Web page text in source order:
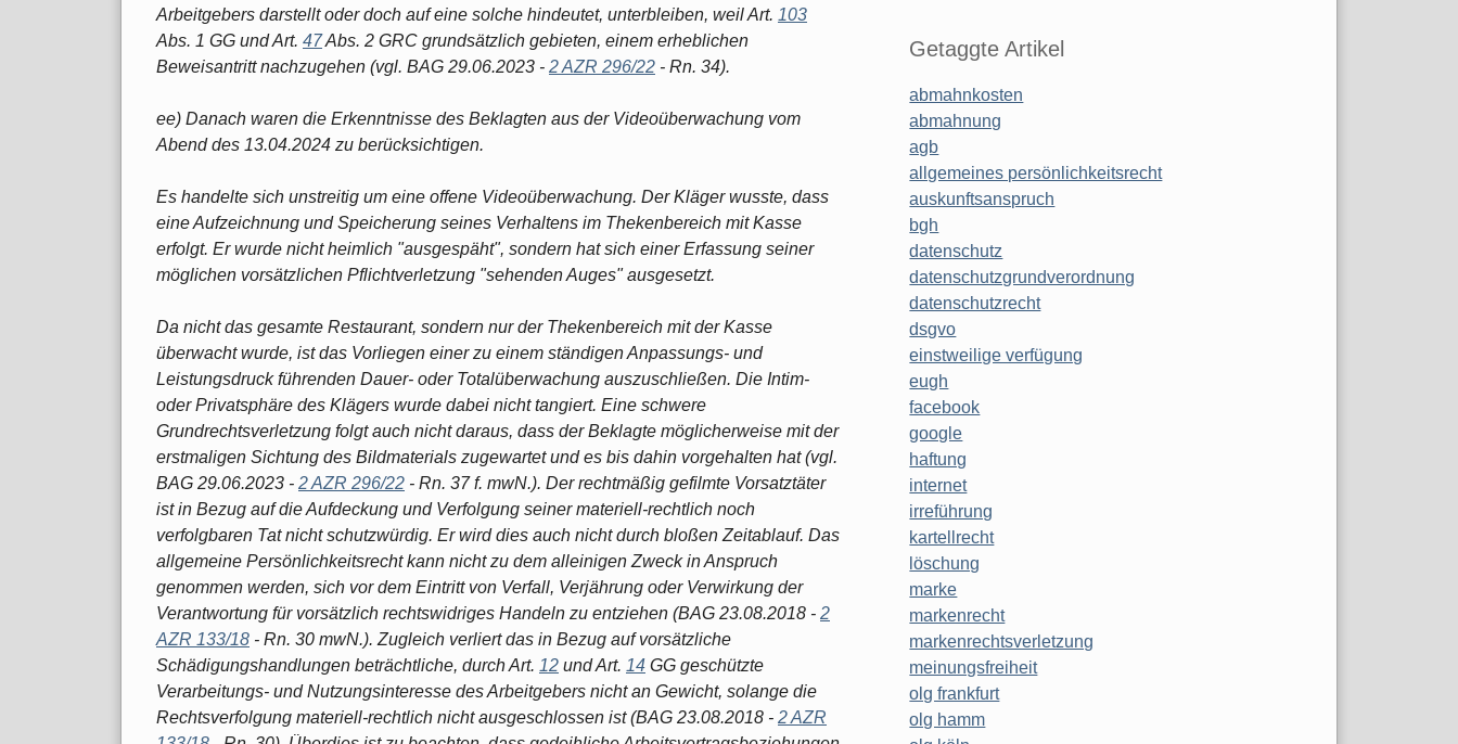
Arbeitgebers darstellt oder doch auf eine solche hindeutet, unterbleiben, weil Art. 103
Abs. 1 GG und Art. 47Abs. 2 GRC grundsätzlich gebieten, einem erheblichen
Beweisantritt nachzugehen (vgl. BAG 29.06.2023 - 2 AZR 296/22 - Rn. 34).
ee) Danach waren die Erkenntnisse des Beklagten aus der Videoüberwachung vom
Abend des 13.04.2024 zu berücksichtigen.
Es handelte sich unstreitig um eine offene Videoüberwachung. Der Kläger wusste, dass
eine Aufzeichnung und Speicherung seines Verhaltens im Thekenbereich mit Kasse
erfolgt. Er wurde nicht heimlich "ausgespäht", sondern hat sich einer Erfassung seiner
möglichen vorsätzlichen Pflichtverletzung "sehenden Auges" ausgesetzt.
Da nicht das gesamte Restaurant, sondern nur der Thekenbereich mit der Kasse
überwacht wurde, ist das Vorliegen einer zu einem ständigen Anpassungs- und
Leistungsdruck führenden Dauer- oder Totalüberwachung auszuschließen. Die Intim-
oder Privatsphäre des Klägers wurde dabei nicht tangiert. Eine schwere
Grundrechtsverletzung folgt auch nicht daraus, dass der Beklagte möglicherweise mit der
erstmaligen Sichtung des Bildmaterials zugewartet und es bis dahin vorgehalten hat (vgl.
BAG 29.06.2023 - 2 AZR 296/22 - Rn. 37 f. mwN.). Der rechtmäßig gefilmte Vorsatztäter
ist in Bezug auf die Aufdeckung und Verfolgung seiner materiell-rechtlich noch
verfolgbaren Tat nicht schutzwürdig. Er wird dies auch nicht durch bloßen Zeitablauf. Das
allgemeine Persönlichkeitsrecht kann nicht zu dem alleinigen Zweck in Anspruch
genommen werden, sich vor dem Eintritt von Verfall, Verjährung oder Verwirkung der
Verantwortung für vorsätzlich rechtswidriges Handeln zu entziehen (BAG 23.08.2018 - 2
AZR 133/18 - Rn. 30 mwN.). Zugleich verliert das in Bezug auf vorsätzliche
Schädigungshandlungen beträchtliche, durch Art. 12 und Art. 14 GG geschützte
Verarbeitungs- und Nutzungsinteresse des Arbeitgebers nicht an Gewicht, solange die
Rechtsverfolgung materiell-rechtlich nicht ausgeschlossen ist (BAG 23.08.2018 - 2 AZR
Getaggte Artikel
abmahnkosten
abmahnung
agb
allgemeines persönlichkeitsrecht
auskunftsanspruch
bgh
datenschutz
datenschutzgrundverordnung
datenschutzrecht
dsgvo
einstweilige verfügung
eugh
facebook
google
haftung
internet
irreführung
kartellrecht
löschung
marke
markenrecht
markenrechtsverletzung
meinungsfreiheit
olg frankfurt
olg hamm